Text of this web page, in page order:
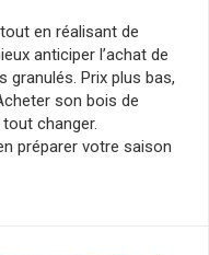
en réalisant de
anticiper l’achat de
Prix plus bas,
son bois de
changer.
préparer votre saison